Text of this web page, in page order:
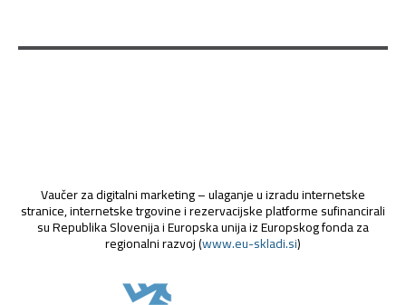
Vaučer za digitalni marketing – ulaganje u izradu internetske
stranice, internetske trgovine i rezervacijske platforme sufinancirali
su Republika Slovenija i Europska unija iz Europskog fonda za
regionalni razvoj (www.eu-skladi.si)